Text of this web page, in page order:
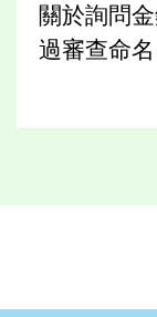
關於詢問
過審查命